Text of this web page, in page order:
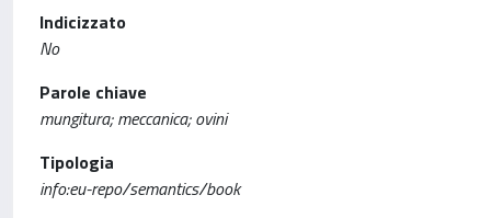
Indicizzato
No
Parole chiave
mungitura; meccanica; ovini
Tipologia
info:eu-repo/semantics/book